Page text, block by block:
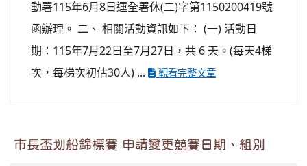
動署115年6月8日運全署休(二)字第1150200419號
函辦理。 二、 相關活動資訊如下： (一) 活動日
期：115年7月22日至7月27日，共 6 天。(每天4梯
次，每梯次初估30人) ...
觀看完整文章
市長盃划船錦標賽 申請變更競賽日期、組別